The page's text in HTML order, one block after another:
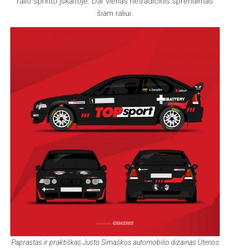
šiam raliui.
Paprastas ir praktiškas Justo Simaškos automobilio dizainas Utenos